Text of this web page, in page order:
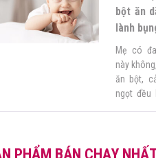
đảm
giúp hợp
bột ăn
lành
Mẹ có
này
ăn bột,
ngọt đều
với
PHẨM BÁN CHẠY